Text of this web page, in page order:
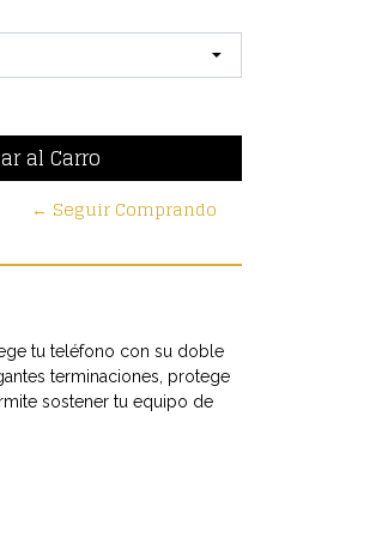
← Seguir Comprando
tu teléfono con su doble
terminaciones, protege
sostener tu equipo de